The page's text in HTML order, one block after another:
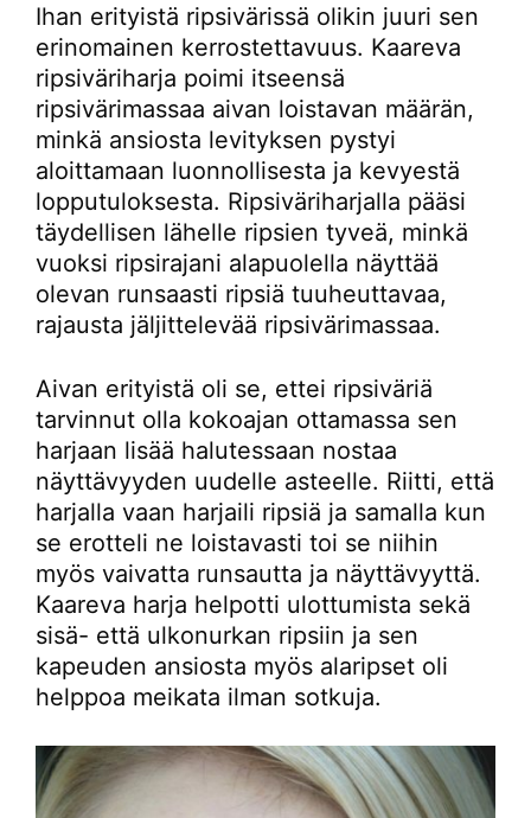
Ihan erityistä ripsivärissä olikin juuri sen
erinomainen kerrostettavuus. Kaareva
ripsiväriharja poimi itseensä
ripsivärimassaa aivan loistavan määrän,
minkä ansiosta levityksen pystyi
aloittamaan luonnollisesta ja kevyestä
lopputuloksesta. Ripsiväriharjalla pääsi
täydellisen lähelle ripsien tyveä, minkä
vuoksi ripsirajani alapuolella näyttää
olevan runsaasti ripsiä tuuheuttavaa,
rajausta jäljittelevää ripsivärimassaa.
Aivan erityistä oli se, ettei ripsiväriä
tarvinnut olla kokoajan ottamassa sen
harjaan lisää halutessaan nostaa
näyttävyyden uudelle asteelle. Riitti, että
harjalla vaan harjaili ripsiä ja samalla kun
se erotteli ne loistavasti toi se niihin
myös vaivatta runsautta ja näyttävyyttä.
Kaareva harja helpotti ulottumista sekä
sisä- että ulkonurkan ripsiin ja sen
kapeuden ansiosta myös alaripset oli
helppoa meikata ilman sotkuja.